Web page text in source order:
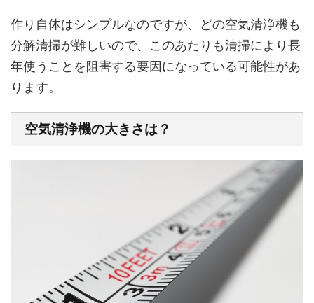
作り自体はシンプルなのですが、どの空気清浄機も
分解清掃が難しいので、このあたりも清掃により長
年使うことを阻害する要因になっている可能性があ
ります。
空気清浄機の大きさは？